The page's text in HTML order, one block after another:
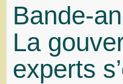
Bande-
La
experts